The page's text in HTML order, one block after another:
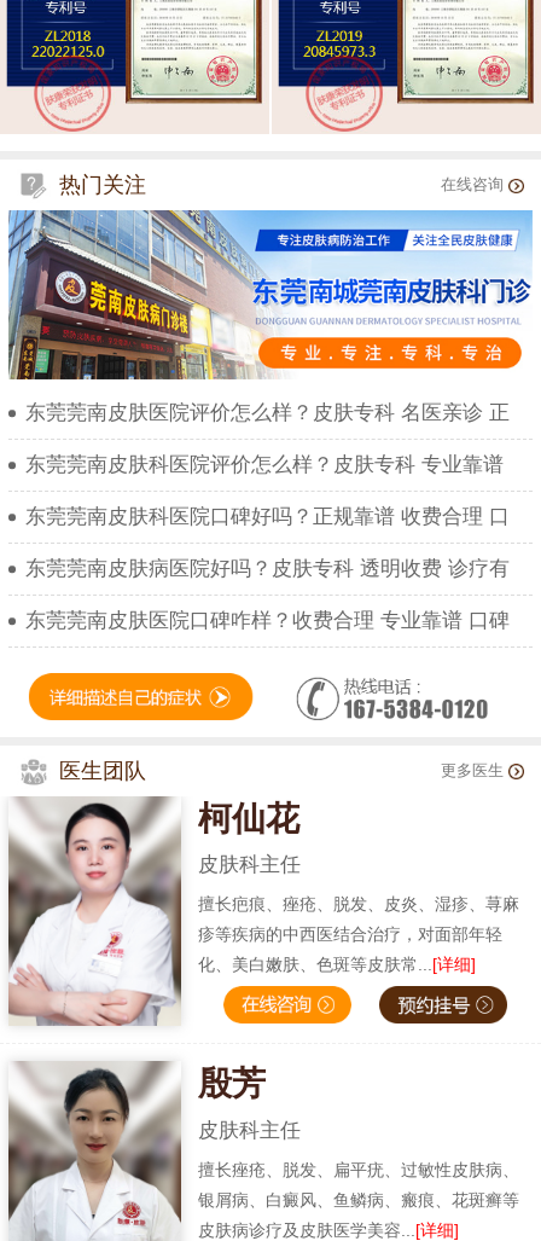
热门关注 在线咨询
东莞莞南皮肤医院评价怎么样？皮肤专科 名医亲诊 正
东莞莞南皮肤科医院评价怎么样？皮肤专科 专业靠谱
东莞莞南皮肤科医院口碑好吗？正规靠谱 收费合理 口
东莞莞南皮肤病医院好吗？皮肤专科 透明收费 诊疗有
东莞莞南皮肤医院口碑咋样？收费合理 专业靠谱 口碑
医生团队 更多医生
柯仙花
皮肤科主任
擅长疤痕、痤疮、脱发、皮炎、湿疹、荨麻
疹等疾病的中西医结合治疗，对面部年轻
化、美白嫩肤、色斑等皮肤常... [详细]
殷芳
皮肤科主任
擅长痤疮、脱发、扁平疣、过敏性皮肤病、
银屑病、白癜风、鱼鳞病、瘢痕、花斑癣等
皮肤病诊疗及皮肤医学美容... [详细]